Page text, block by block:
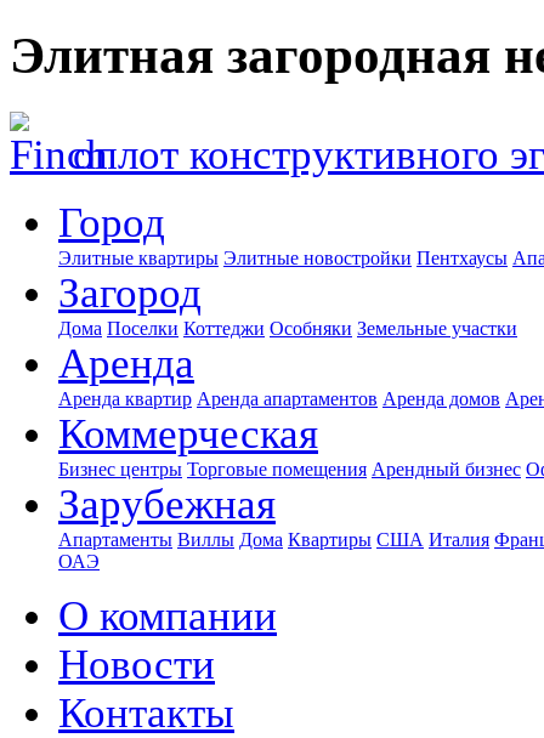
Элитная загородная
оплот конструктивного
Город
Элитные квартиры Элитные новостройки Пентхаусы
Загород
Дома Поселки Коттеджи Особняки Земельные участки
Аренда
Аренда квартир Аренда апартаментов Аренда домов
Коммерческая
Бизнес центры Торговые помещения Арендный бизнес
Зарубежная
Апартаменты Виллы Дома Квартиры США Италия
ОАЭ
О компании
Новости
Контакты